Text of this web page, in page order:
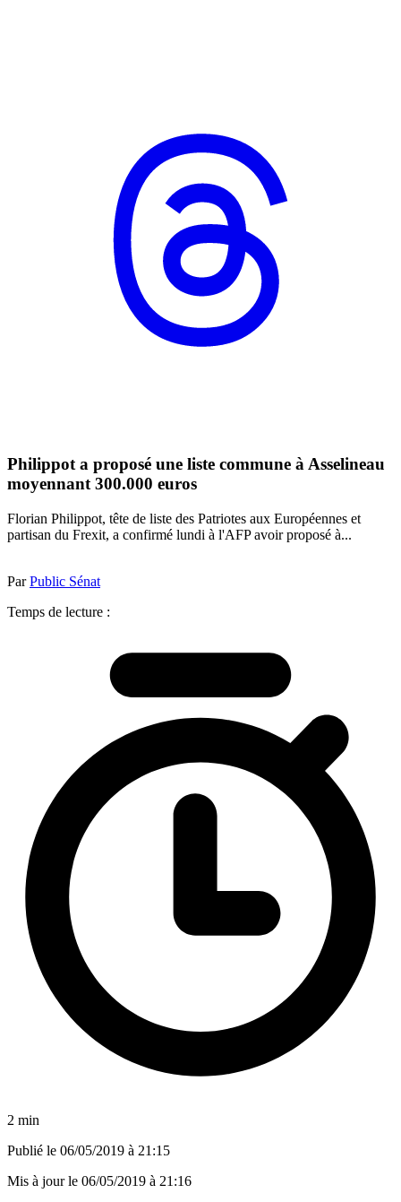
Philippot a proposé une liste commune à Asselineau
moyennant 300.000 euros
Florian Philippot, tête de liste des Patriotes aux Européennes et
partisan du Frexit, a confirmé lundi à l'AFP avoir proposé à...
ParPublic Sénat
Temps de lecture :
2 min
Publié le 06/05/2019 à 21:15
Mis à jour le 06/05/2019 à 21:16